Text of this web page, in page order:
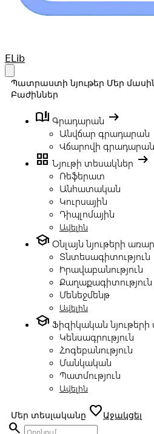
Your Company
ELib
Պատրաստի նյութեր Մեր
Բաժիններ
book_ribbon Գրադարան arrow_right_alt
Անվճար գրադարան
Վճարովի գրադարան
grid_view Նյութի տեսակներ arrow_right_alt
Ռեֆերատ
Անհատական
Կուրսային
Դիպլոմային
Ավելին
school Օնլայն նյութերի
Տնտեսագիտություն
Իրավաբանություն
Քաղաքագիտություն
Մենեջմենթ
Ավելին
school Ֆիզիկական
Կենսագրություն
Հոգեբանություն
Մանկական
Պատմություն
Ավելին
Մեր տեսլականը favoriteԱջակցել
search